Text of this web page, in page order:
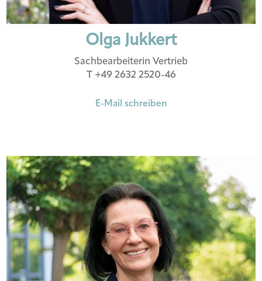
Olga Jukkert
Sachbearbeiterin Vertrieb
T +49 2632 2520-46
E-Mail schreiben